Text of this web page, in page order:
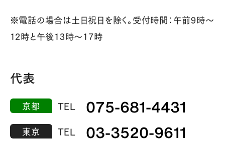
※電話の場合は土日祝日を除く。受付時間：午前9時～
12時と午後13時～17時
代表
京都 TEL 075-681-4431
東京 TEL 03-3520-9611